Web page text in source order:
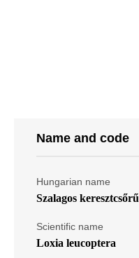
Name and code
Hungarian name
Szalagos keresztcsőrű
Scientific name
Loxia leucoptera